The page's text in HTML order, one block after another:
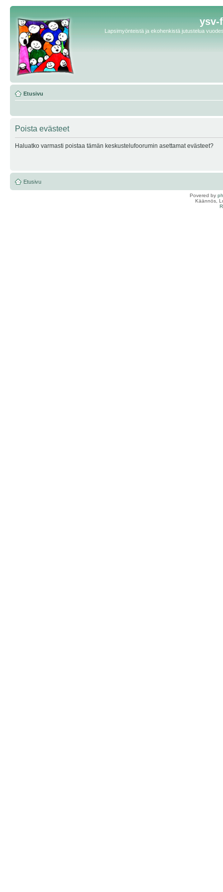
ysv-
Lapsimyönteistä ja ekohenkistä jutustelua
Etusivu
Poista evästeet
Haluatko varmasti poistaa tämän keskustelufoorumin asettamat evästeet?
Etusivu
Povered by
Käännös,